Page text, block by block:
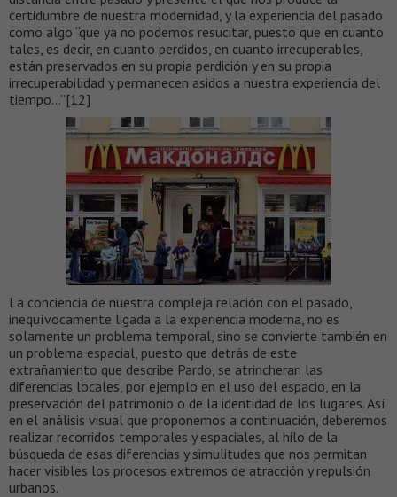
certidumbre de nuestra modernidad, y la experiencia del pasado
como algo “que ya no podemos resucitar, puesto que en cuanto
tales, es decir, en cuanto perdidos, en cuanto irrecuperables,
están preservados en su propia perdición y en su propia
irrecuperabilidad y permanecen asidos a nuestra experiencia del
tiempo…”[12]
La conciencia de nuestra compleja relación con el pasado,
inequívocamente ligada a la experiencia moderna, no es
solamente un problema temporal, sino se convierte también en
un problema espacial, puesto que detrás de este
extrañamiento que describe Pardo, se atrincheran las
diferencias locales, por ejemplo en el uso del espacio, en la
preservación del patrimonio o de la identidad de los lugares. Así
en el análisis visual que proponemos a continuación, deberemos
realizar recorridos temporales y espaciales, al hilo de la
búsqueda de esas diferencias y simulitudes que nos permitan
hacer visibles los procesos extremos de atracción y repulsión
urbanos.